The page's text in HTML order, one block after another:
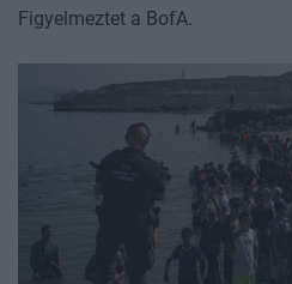
Figyelmeztet a BofA.